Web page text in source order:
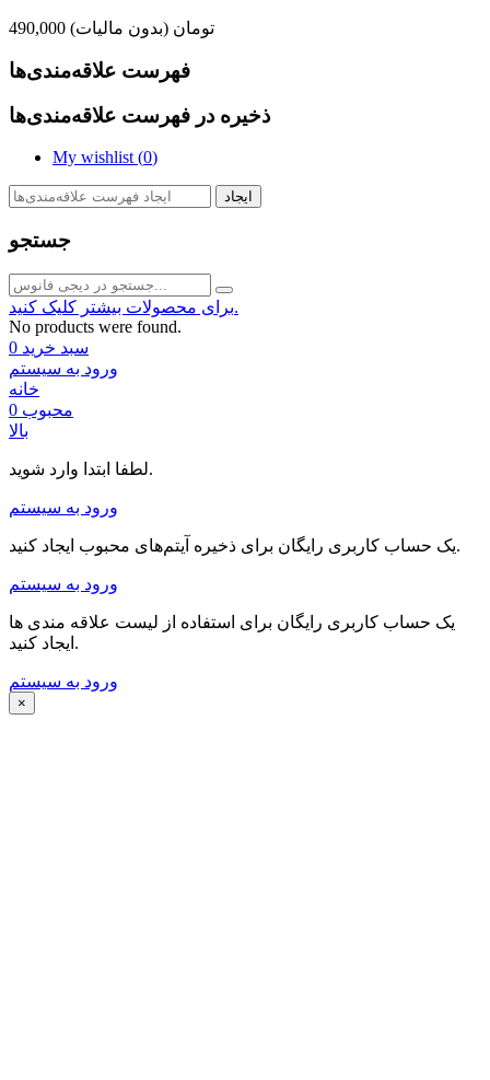
490,000 تومان (بدون مالیات)
فهرست علاقه‌مندی‌ها
ذخیره در فهرست علاقه‌مندی‌ها
My wishlist (0)
ایجاد
جستجو
برای محصولات بیشتر کلیک کنید.
No products were found.
سبد خرید 0
ورود به سیستم
خانه
محبوب 0
بالا
لطفا ابتدا وارد شوید.
ورود به سیستم
یک حساب کاربری رایگان برای ذخیره آیتم‌های محبوب ایجاد کنید.
ورود به سیستم
یک حساب کاربری رایگان برای استفاده از لیست علاقه مندی ها
ایجاد کنید.
ورود به سیستم
×